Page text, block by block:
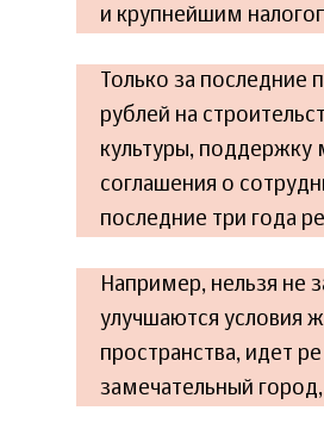
и крупнейшим
Только за
рублей на
культуры, поддержку
соглашения о
последние три года
Например, нельзя не
улучшаются условия
пространства, идет
замечательный